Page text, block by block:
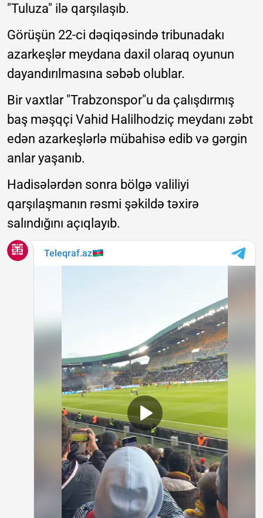
"Tuluza" ilə qarşılaşıb.
Görüşün 22-ci dəqiqəsində tribunadakı
azarkeşlər meydana daxil olaraq oyunun
dayandırılmasına səbəb olublar.
Bir vaxtlar "Trabzonspor"u da çalışdırmış
baş məşqçi Vahid Halilhodziç meydanı zəbt
edən azarkeşlərlə mübahisə edib və gərgin
anlar yaşanıb.
Hadisələrdən sonra bölgə valiliyi
qarşılaşmanın rəsmi şəkildə təxirə
salındığını açıqlayıb.